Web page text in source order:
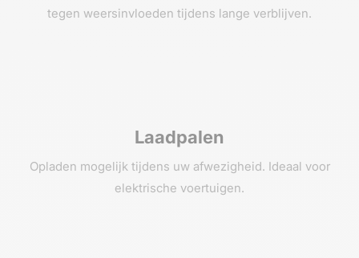
tegen weersinvloeden tijdens lange verblijven.
Laadpalen
Opladen mogelijk tijdens uw afwezigheid. Ideaal voor
elektrische voertuigen.